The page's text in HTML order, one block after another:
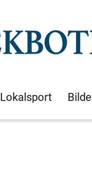
Lokalsport